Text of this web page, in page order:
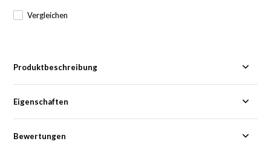
Vergleichen
Produktbeschreibung
Eigenschaften
Bewertungen